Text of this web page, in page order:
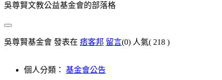
吳尊賢文教公益基金會的部落格
吳尊賢基金會 發表在 痞客邦 留言(0) 人氣( 218 )
個人分類： 基金會公告